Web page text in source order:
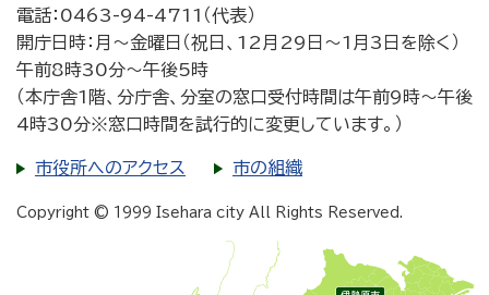
電話：0463-94-4711（代表）
開庁日時：月～金曜日（祝日、12月29日～1月3日を除く）
午前8時30分～午後5時
（本庁舎1階、分庁舎、分室の窓口受付時間は午前9時～午後
4時30分※窓口時間を試行的に変更しています。）
市役所へのアクセス 市の組織
Copyright © 1999 Isehara city All Rights Reserved.